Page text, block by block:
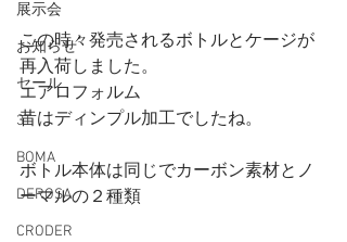
展示会
お知らせ
セール
3T
BOMA
DEROSA
CRODER
この時々発売されるボトルとケージが
再入荷しました。
エアロフォルム
昔はディンプル加工でしたね。
ボトル本体は同じでカーボン素材とノ
ーマルの２種類